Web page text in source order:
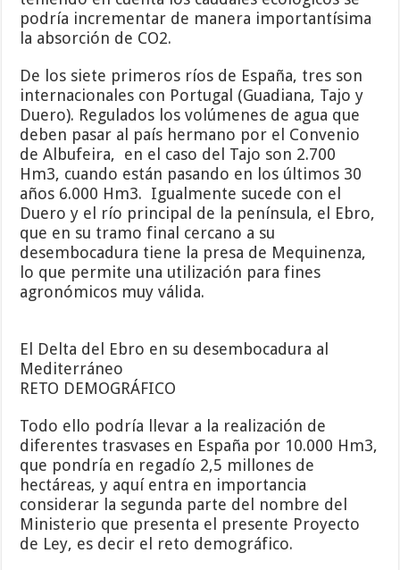
podría incrementar de manera importantísima
la absorción de CO2.
De los siete primeros ríos de España, tres son
internacionales con Portugal (Guadiana, Tajo y
Duero). Regulados los volúmenes de agua que
deben pasar al país hermano por el Convenio
de Albufeira, en el caso del Tajo son 2.700
Hm3, cuando están pasando en los últimos 30
años 6.000 Hm3. Igualmente sucede con el
Duero y el río principal de la península, el Ebro,
que en su tramo final cercano a su
desembocadura tiene la presa de Mequinenza,
lo que permite una utilización para fines
agronómicos muy válida.
El Delta del Ebro en su desembocadura al
Mediterráneo
RETO DEMOGRÁFICO
Todo ello podría llevar a la realización de
diferentes trasvases en España por 10.000 Hm3,
que pondría en regadío 2,5 millones de
hectáreas, y aquí entra en importancia
considerar la segunda parte del nombre del
Ministerio que presenta el presente Proyecto
de Ley, es decir el reto demográfico.